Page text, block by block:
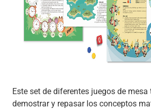
Este set de diferentes juegos de
demostrar y repasar los conceptos